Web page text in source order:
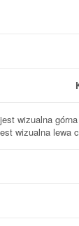
wizualna
wizualna lewa